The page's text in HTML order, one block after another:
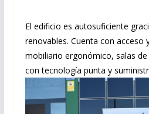
El edificio es autosuficiente
renovables. Cuenta con acceso
mobiliario ergonómico, salas
con tecnología punta y